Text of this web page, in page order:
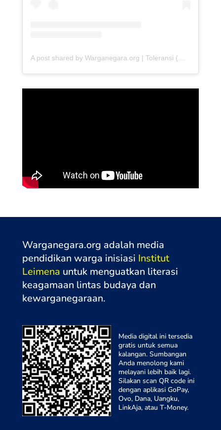
A post shared by Warganegara.org | Toleransi (@warganegara_org)
Warganegara.org adalah media
pendidikan warga inisiasi Institut
Leimena untuk menguatkan literasi
keagamaan lintas budaya dan
kewarganegaraan.
Media digital ini tersedia
gratis untuk semua
kalangan. Sumbangan
Anda menolong kami
melayani lebih baik lagi.
Silakan scan QR code ini
dengan aplikasi GoPay,
Ovo, Dana, Uangku,
LinkAja, atau T-Money.